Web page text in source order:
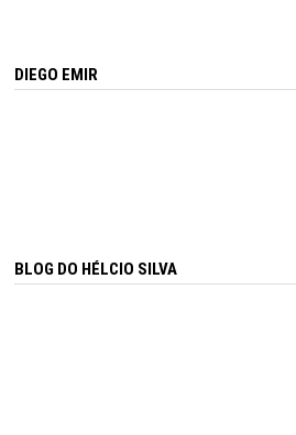
DIEGO EMIR
BLOG DO HÉLCIO SILVA